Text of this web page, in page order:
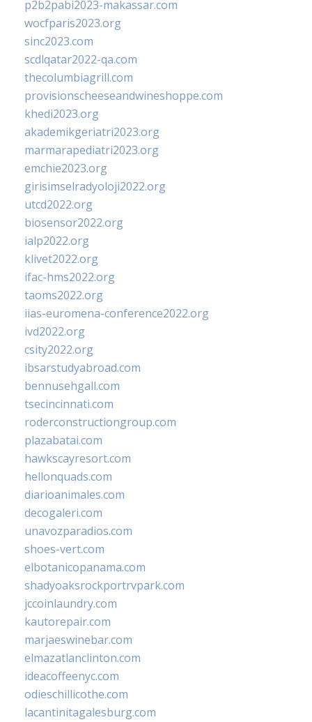
p2b2pabi2023-makassar.com
wocfparis2023.org
sinc2023.com
scdlqatar2022-qa.com
thecolumbiagrill.com
provisionscheeseandwineshoppe.com
khedi2023.org
akademikgeriatri2023.org
marmarapediatri2023.org
emchie2023.org
girisimselradyoloji2022.org
utcd2022.org
biosensor2022.org
ialp2022.org
klivet2022.org
ifac-hms2022.org
taoms2022.org
iias-euromena-conference2022.org
ivd2022.org
csity2022.org
ibsarstudyabroad.com
bennusehgall.com
tsecincinnati.com
roderconstructiongroup.com
plazabatai.com
hawkscayresort.com
hellonquads.com
diarioanimales.com
decogaleri.com
unavozparadios.com
shoes-vert.com
elbotanicopanama.com
shadyoaksrockportrvpark.com
jccoinlaundry.com
kautorepair.com
marjaeswinebar.com
elmazatlanclinton.com
ideacoffeenyc.com
odieschillicothe.com
lacantinitagalesburg.com